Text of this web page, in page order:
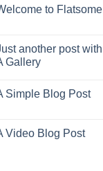
to Flatsome
another post with
Gallery
Simple Blog Post
Video Blog Post